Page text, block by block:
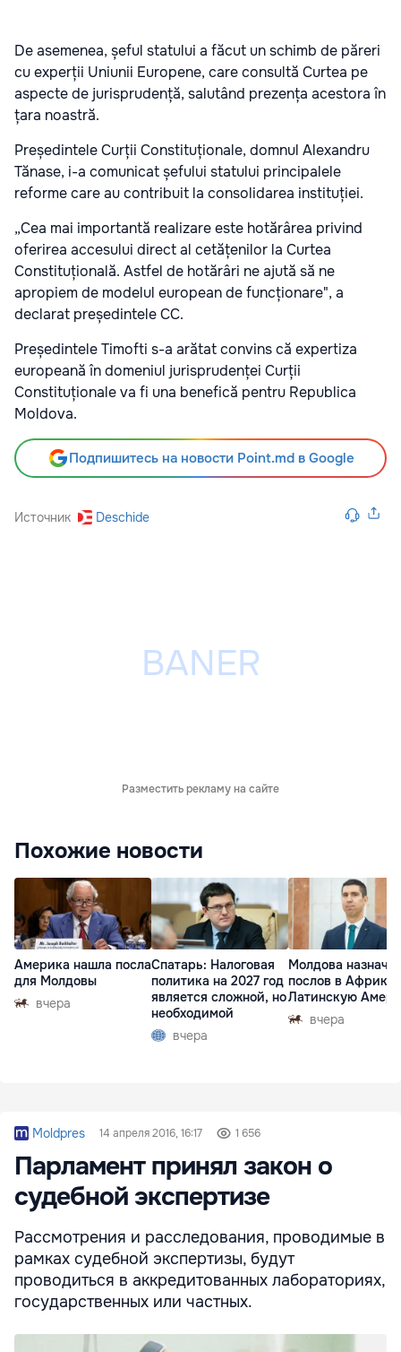
De asemenea, șeful statului a făcut un schimb de păreri
cu experții Uniunii Europene, care consultă Curtea pe
aspecte de jurisprudență, salutând prezența acestora în
țara noastră.
Președintele Curții Constituționale, domnul Alexandru
Tănase, i-a comunicat șefului statului principalele
reforme care au contribuit la consolidarea instituției.
„Cea mai importantă realizare este hotărârea privind
oferirea accesului direct al cetățenilor la Curtea
Constituțională. Astfel de hotărâri ne ajută să ne
apropiem de modelul european de funcționare", a
declarat președintele CC.
Președintele Timofti s-a arătat convins că expertiza
europeană în domeniul jurisprudenței Curții
Constituționale va fi una benefică pentru Republica
Moldova.
Подпишитесь на новости Point.md в Google
Источник Deschide
Разместить рекламу на сайте
Похожие новости
Америка нашла посла
для Молдовы
вчера
Спатарь: Налоговая
политика на 2027 год
является сложной, но
необходимой
вчера
Молдова
послов в Африку
Латинскую
вчера
Moldpres 14 апреля 2016, 16:17 1 656
Парламент принял закон о
судебной экспертизе
Рассмотрения и расследования, проводимые в
рамках судебной экспертизы, будут
проводиться в аккредитованных лабораториях,
государственных или частных.